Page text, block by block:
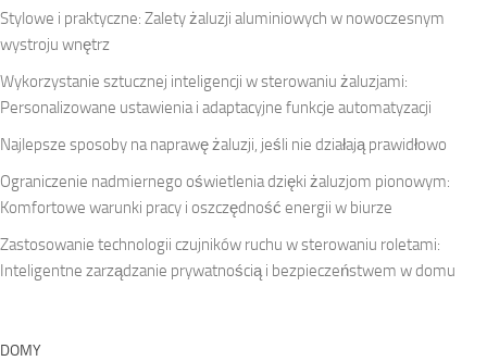
Stylowe i praktyczne: Zalety żaluzji aluminiowych w nowoczesnym
wystroju wnętrz
Wykorzystanie sztucznej inteligencji w sterowaniu żaluzjami:
Personalizowane ustawienia i adaptacyjne funkcje automatyzacji
Najlepsze sposoby na naprawę żaluzji, jeśli nie działają prawidłowo
Ograniczenie nadmiernego oświetlenia dzięki żaluzjom pionowym:
Komfortowe warunki pracy i oszczędność energii w biurze
Zastosowanie technologii czujników ruchu w sterowaniu roletami:
Inteligentne zarządzanie prywatnością i bezpieczeństwem w domu
DOMY